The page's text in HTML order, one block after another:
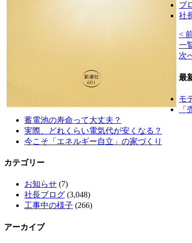
ブ
社
<
一
次
最
モ
蓄電池の寿命って大丈夫？
実際、どれくらい電気代が安くなる？
今こそ「エネルギー自立」の家づくり
カテゴリー
お知らせ (7)
社長ブログ (3,048)
工事中の様子 (266)
アーカイブ